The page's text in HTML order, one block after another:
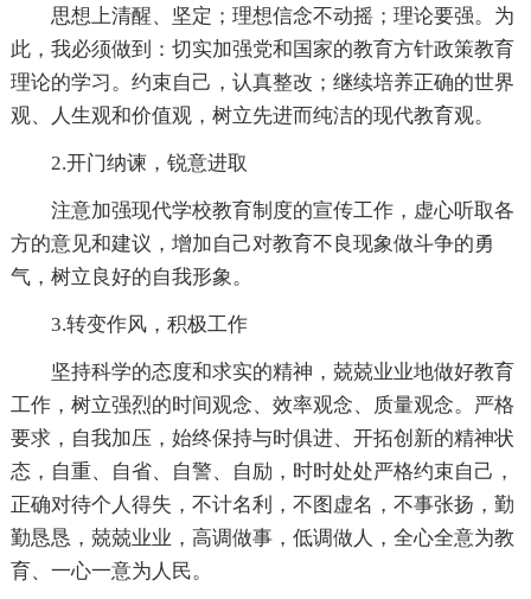
思想上清醒、坚定；理想信念不动摇；理论要强。为
此，我必须做到：切实加强党和国家的教育方针政策教育
理论的学习。约束自己，认真整改；继续培养正确的世界
观、人生观和价值观，树立先进而纯洁的现代教育观。
2.开门纳谏，锐意进取
注意加强现代学校教育制度的宣传工作，虚心听取各
方的意见和建议，增加自己对教育不良现象做斗争的勇
气，树立良好的自我形象。
3.转变作风，积极工作
坚持科学的态度和求实的精神，兢兢业业地做好教育
工作，树立强烈的时间观念、效率观念、质量观念。严格
要求，自我加压，始终保持与时俱进、开拓创新的精神状
态，自重、自省、自警、自励，时时处处严格约束自己，
正确对待个人得失，不计名利，不图虚名，不事张扬，勤
勤恳恳，兢兢业业，高调做事，低调做人，全心全意为教
育、一心一意为人民。